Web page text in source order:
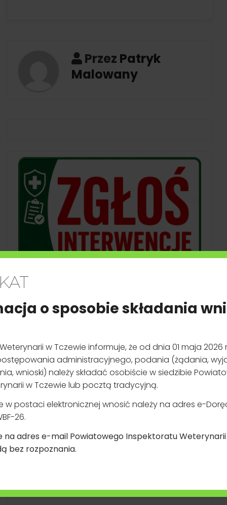
Przez Patryk
Malowany
DEKLARACJA
DOSTĘPNOŚCI
SERWISU
Wniosek o zapewnienie dostępności
Informacja dla osób niepełnosprawnych
domowych towarzyszących podlegają obowiązkowi rejestracji.
w terminie 30 dni wydaje decyzję o zmianie weterynaryjnego numeru